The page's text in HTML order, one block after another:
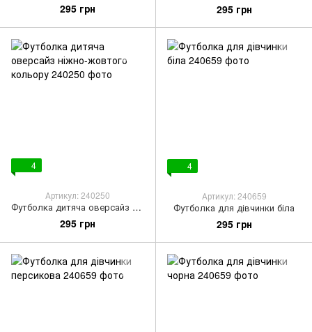
295 грн 295 грн
4
Артикул: 240250
Футболка дитяча оверсайз ніжно-жовтого кольору
295 грн
4
Артикул: 240659
Футболка для дівчинки біла
295 грн